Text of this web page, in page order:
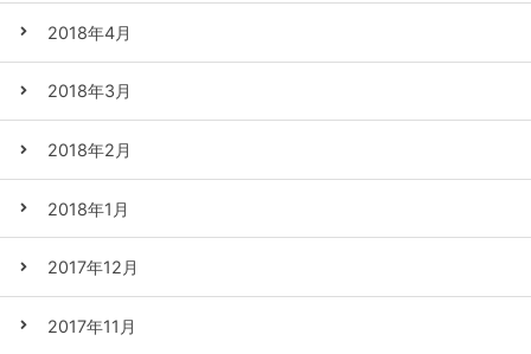
2018年4月
2018年3月
2018年2月
2018年1月
2017年12月
2017年11月